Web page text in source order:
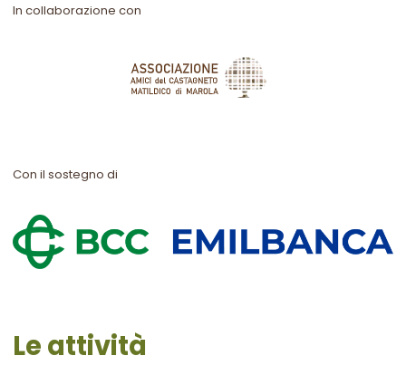
In collaborazione con
Con il sostegno di
Le attività